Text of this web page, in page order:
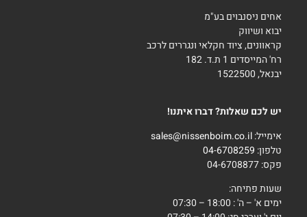
אחים ניסנבוים בע"מ
יבוא ושיווק
קראוונים, ציוד חקלאי ונגררים לרכב
רח' המייסדים 1 ת.ד. 182
יבנאל, 1522500
יש לכם שאלות? דברו איתנו!
אימייל:sales@nissenboim.co.il
טלפון: 04-6708259
פקס: 04-6708877
שעות פתיחה:
ימים א' – ה' : 18:00 – 07:30